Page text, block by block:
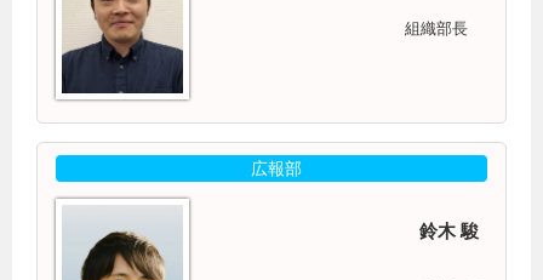
組織部長
広報部
鈴木 駿